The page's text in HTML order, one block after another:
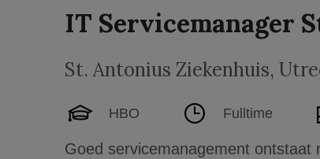
IT Servicemanager
St. Antonius Ziekenhuis,
HBO Fulltime
Goed servicemanagement